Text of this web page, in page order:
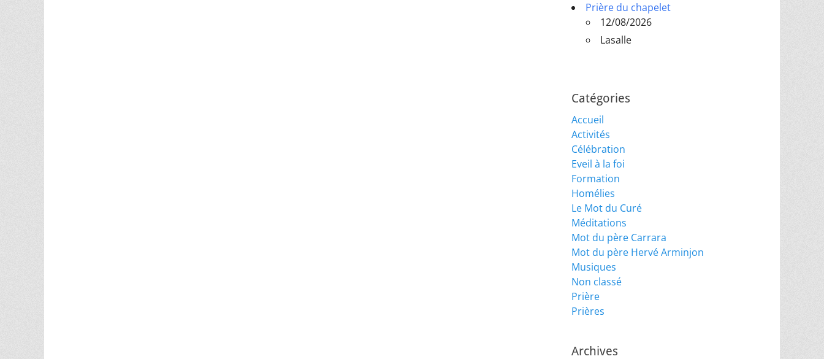
Prière du chapelet
12/08/2026
Lasalle
Catégories
Accueil
Activités
Célébration
Eveil à la foi
Formation
Homélies
Le Mot du Curé
Méditations
Mot du père Carrara
Mot du père Hervé Arminjon
Musiques
Non classé
Prière
Prières
Archives